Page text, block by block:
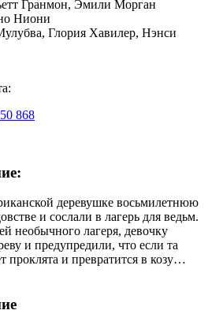
Гранмон, Эмили Морган
Ниони
, Глория Хавилер, Нэнси
868
деревушке восьмилетнюю
и сослали в лагерь для ведьм.
необычного лагеря, девочку
и предупредили, что если та
проклята и превратится в козу…